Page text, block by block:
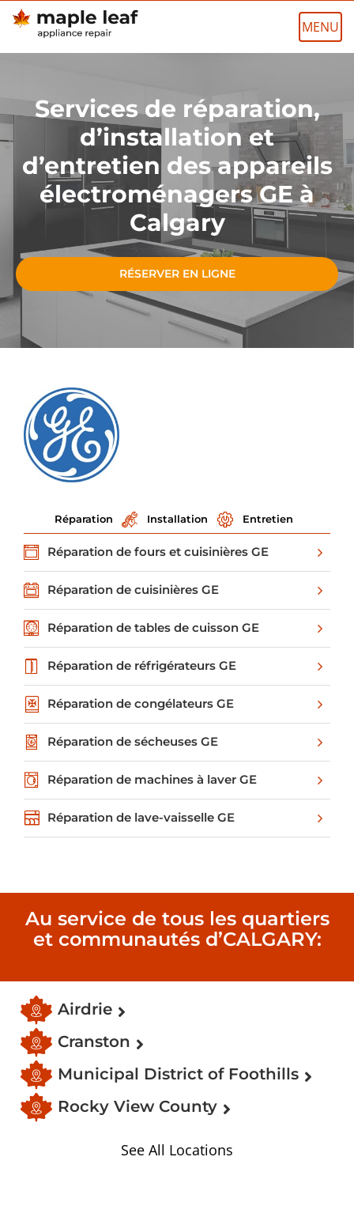
Skip
Services de réparation,
d’installation et
d’entretien des appareils
électroménagers GE à
Calgary
RÉSERVER EN LIGNE
Réparation Installation Entretien
Réparation de fours et cuisinières GE
Réparation de cuisinières GE
Réparation de tables de cuisson GE
Réparation de réfrigérateurs GE
Réparation de congélateurs GE
Réparation de sécheuses GE
Réparation de machines à laver GE
Réparation de lave-vaisselle GE
Au service de tous les quartiers
et communautés d’CALGARY:
Airdrie
Cranston
Municipal District of Foothills
Rocky View County
See All Locations